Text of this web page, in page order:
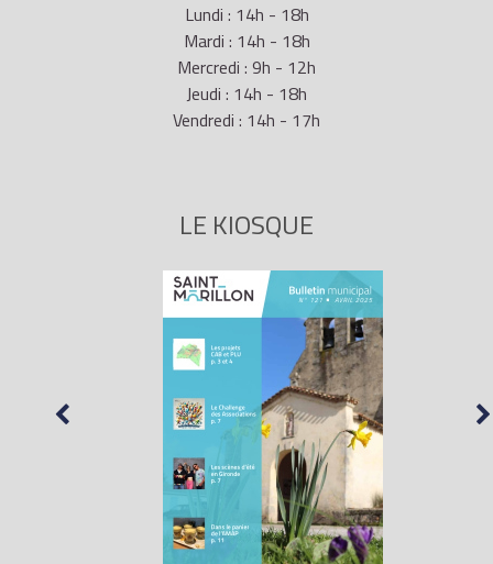
Lundi : 14h - 18h
Mardi : 14h - 18h
Mercredi : 9h - 12h
Jeudi : 14h - 18h
Vendredi : 14h - 17h
LE KIOSQUE